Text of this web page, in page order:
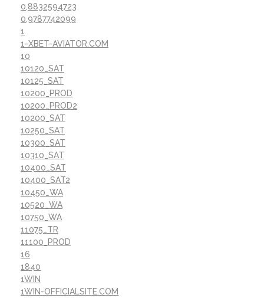
0,8832594723
0,9787742099
1
1-XBET-AVIATOR.COM
10
10120_SAT
10125_SAT
10200_PROD
10200_PROD2
10200_SAT
10250_SAT
10300_SAT
10310_SAT
10400_SAT
10400_SAT2
10450_WA
10520_WA
10750_WA
11075_TR
11100_PROD
16
1840
1WIN
1WIN-OFFICIALSITE.COM